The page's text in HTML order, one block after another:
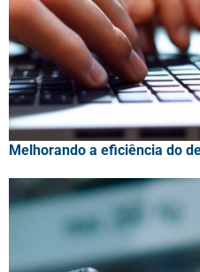
Melhorando a eficiência do